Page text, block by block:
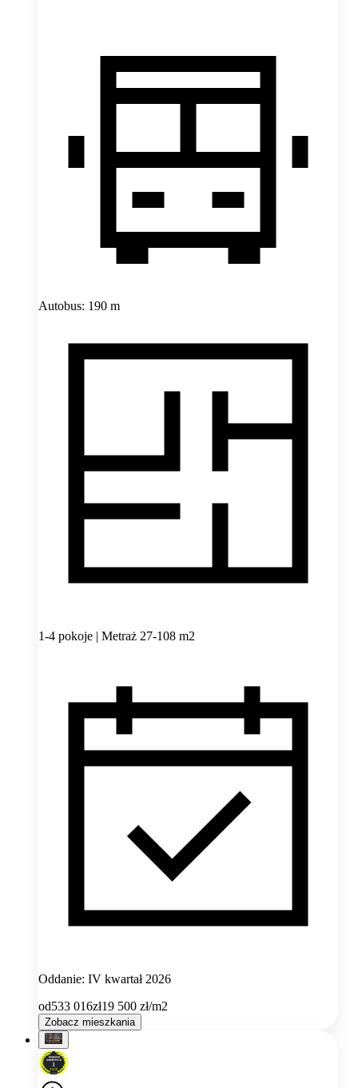
Autobus: 190 m
1-4 pokoje | Metraż 27-108 m2
Oddanie: IV kwartał 2026
od533 016zł19 500 zł/m2
Zobacz mieszkania